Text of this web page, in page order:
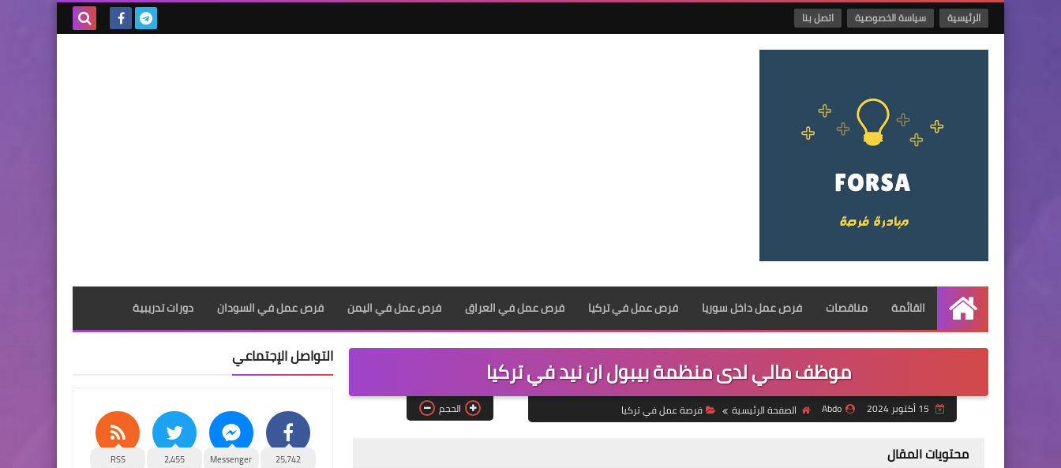
الرئيسية سياسة الخصوصية اتصل بنا
الرئيسية
القائمة مناقصات فرص عمل داخل سوريا فرص عمل في تركيا فرص عمل في العراق فرص عمل في اليمن فرص عمل في السودان دورات تدريبية
موظف مالي لدى منظمة بيبول ان نيد في تركيا
Abdo الصفحة الرئيسية فرصة عمل في تركيا الحجم
محتويات المقال
التواصل الإجتماعي
25,742
Messenger
2,455
RSS